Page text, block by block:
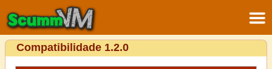
Compatibilidade 1.2.0